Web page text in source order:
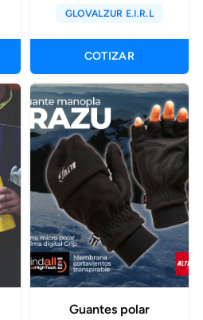
GLOVALZUR E.I.R.L
COTIZAR
Guantes polar